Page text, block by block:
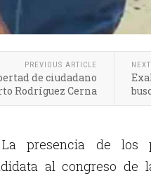
PREVIOUS ARTICLE
de ciudadano
Rodríguez Cerna
La presencia de los
al congreso de